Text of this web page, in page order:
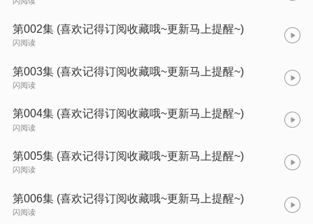
第002集 (喜欢记得订阅收藏哦~更新马上提醒~)
闪阅读
第003集 (喜欢记得订阅收藏哦~更新马上提醒~)
闪阅读
第004集 (喜欢记得订阅收藏哦~更新马上提醒~)
闪阅读
第005集 (喜欢记得订阅收藏哦~更新马上提醒~)
闪阅读
第006集 (喜欢记得订阅收藏哦~更新马上提醒~)
闪阅读